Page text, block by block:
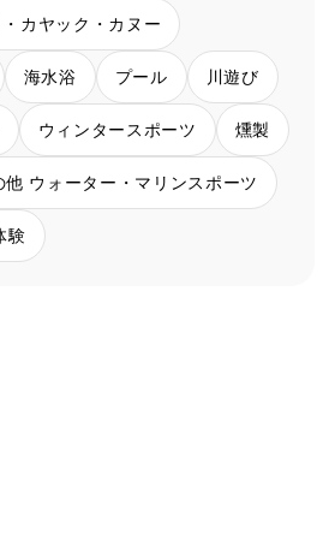
カヤック・カヌー
海水浴 プール 川遊び
ウィンタースポーツ 燻製
他 ウォーター・マリンスポーツ
験